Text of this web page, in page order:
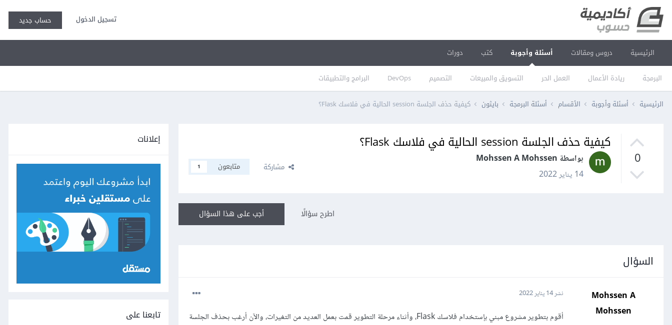
تسجيل الدخول حساب جديد
الرئيسية دروس ومقالات أسئلة وأجوبة
البرمجة ريادة الأعمال العمل الحر التسويق والمبيعات التصميم DevOps البرامج والتطبيقات
كتب دورات
الرئيسية أسئلة وأجوبة الأقسام أسئلة البرمجة بايثون كيفية حذف الجلسة session الحالية في فلاسك Flask؟
0
كيفية حذف الجلسة session الحالية في فلاسك Flask؟
بواسطة Mohssen A Mohssen
14 يناير 2022
مشاركة متابعون 1
أجب على هذا السؤال اطرح سؤالًا
السؤال
Mohssen A
Mohssen
نشر14 يناير 2022
أقوم بتطوير مشروع مبني بإستخدام فلاسك Flask، وأثناء مرحلة التطوير قمت بعمل العديد من التغيرات، والآن أرغب بحذف الجلسة
إعلانات
تابعنا على